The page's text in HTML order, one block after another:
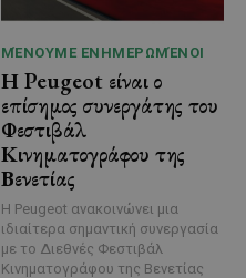
ΜΈΝΟΥΜΕ ΕΝΗΜΕΡΩΜΈΝΟΙ
Η Peugeot είναι ο
επίσημος συνεργάτης του
Φεστιβάλ
Κινηματογράφου της
Βενετίας
Η Peugeot ανακοινώνει μια
ιδιαίτερα σημαντική συνεργασία
με το Διεθνές Φεστιβάλ
Κινηματογράφου της Βενετίας